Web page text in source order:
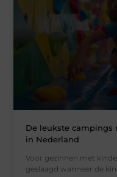
De leukste campings
in Nederland
Voor gezinnen met
geslaagd wanneer de